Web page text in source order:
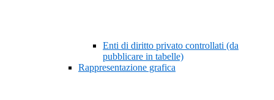
Enti di diritto privato controllati (da
pubblicare in tabelle)
Rappresentazione grafica